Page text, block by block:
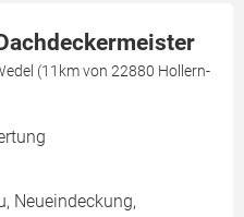
(11km von 22880 Hollern-
Neueindeckung,